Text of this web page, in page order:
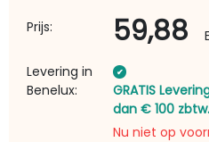
Prijs: 59,88
Levering in
Benelux:
GRATIS
dan € 100 zbtw.
Nu niet op